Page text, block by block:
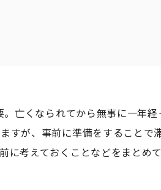
亡くなられてから無事に一年経
すが、事前に準備をすることで
に考えておくことなどをまとめ